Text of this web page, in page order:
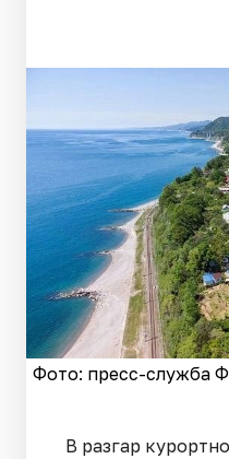
Фото: пресс-служба
В разгар